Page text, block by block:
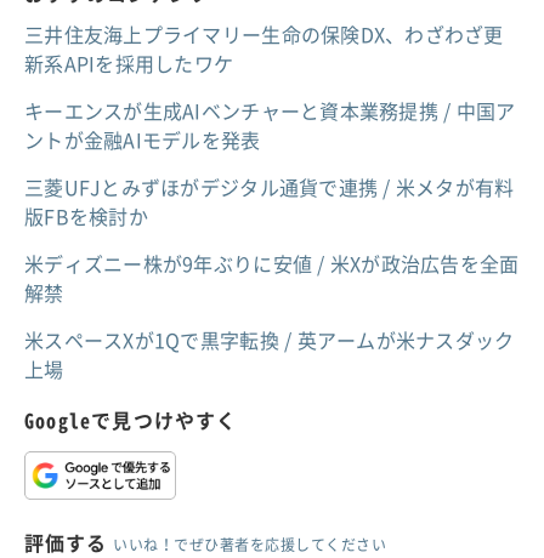
三井住友海上プライマリー生命の保険DX、わざわざ更
新系APIを採用したワケ
キーエンスが生成AIベンチャーと資本業務提携 / 中国ア
ントが金融AIモデルを発表
三菱UFJとみずほがデジタル通貨で連携 / 米メタが有料
版FBを検討か
米ディズニー株が9年ぶりに安値 / 米Xが政治広告を全面
解禁
米スペースXが1Qで黒字転換 / 英アームが米ナスダック
上場
Googleで見つけやすく
評価する いいね！でぜひ著者を応援してください